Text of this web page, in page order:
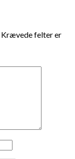
Krævede felter er